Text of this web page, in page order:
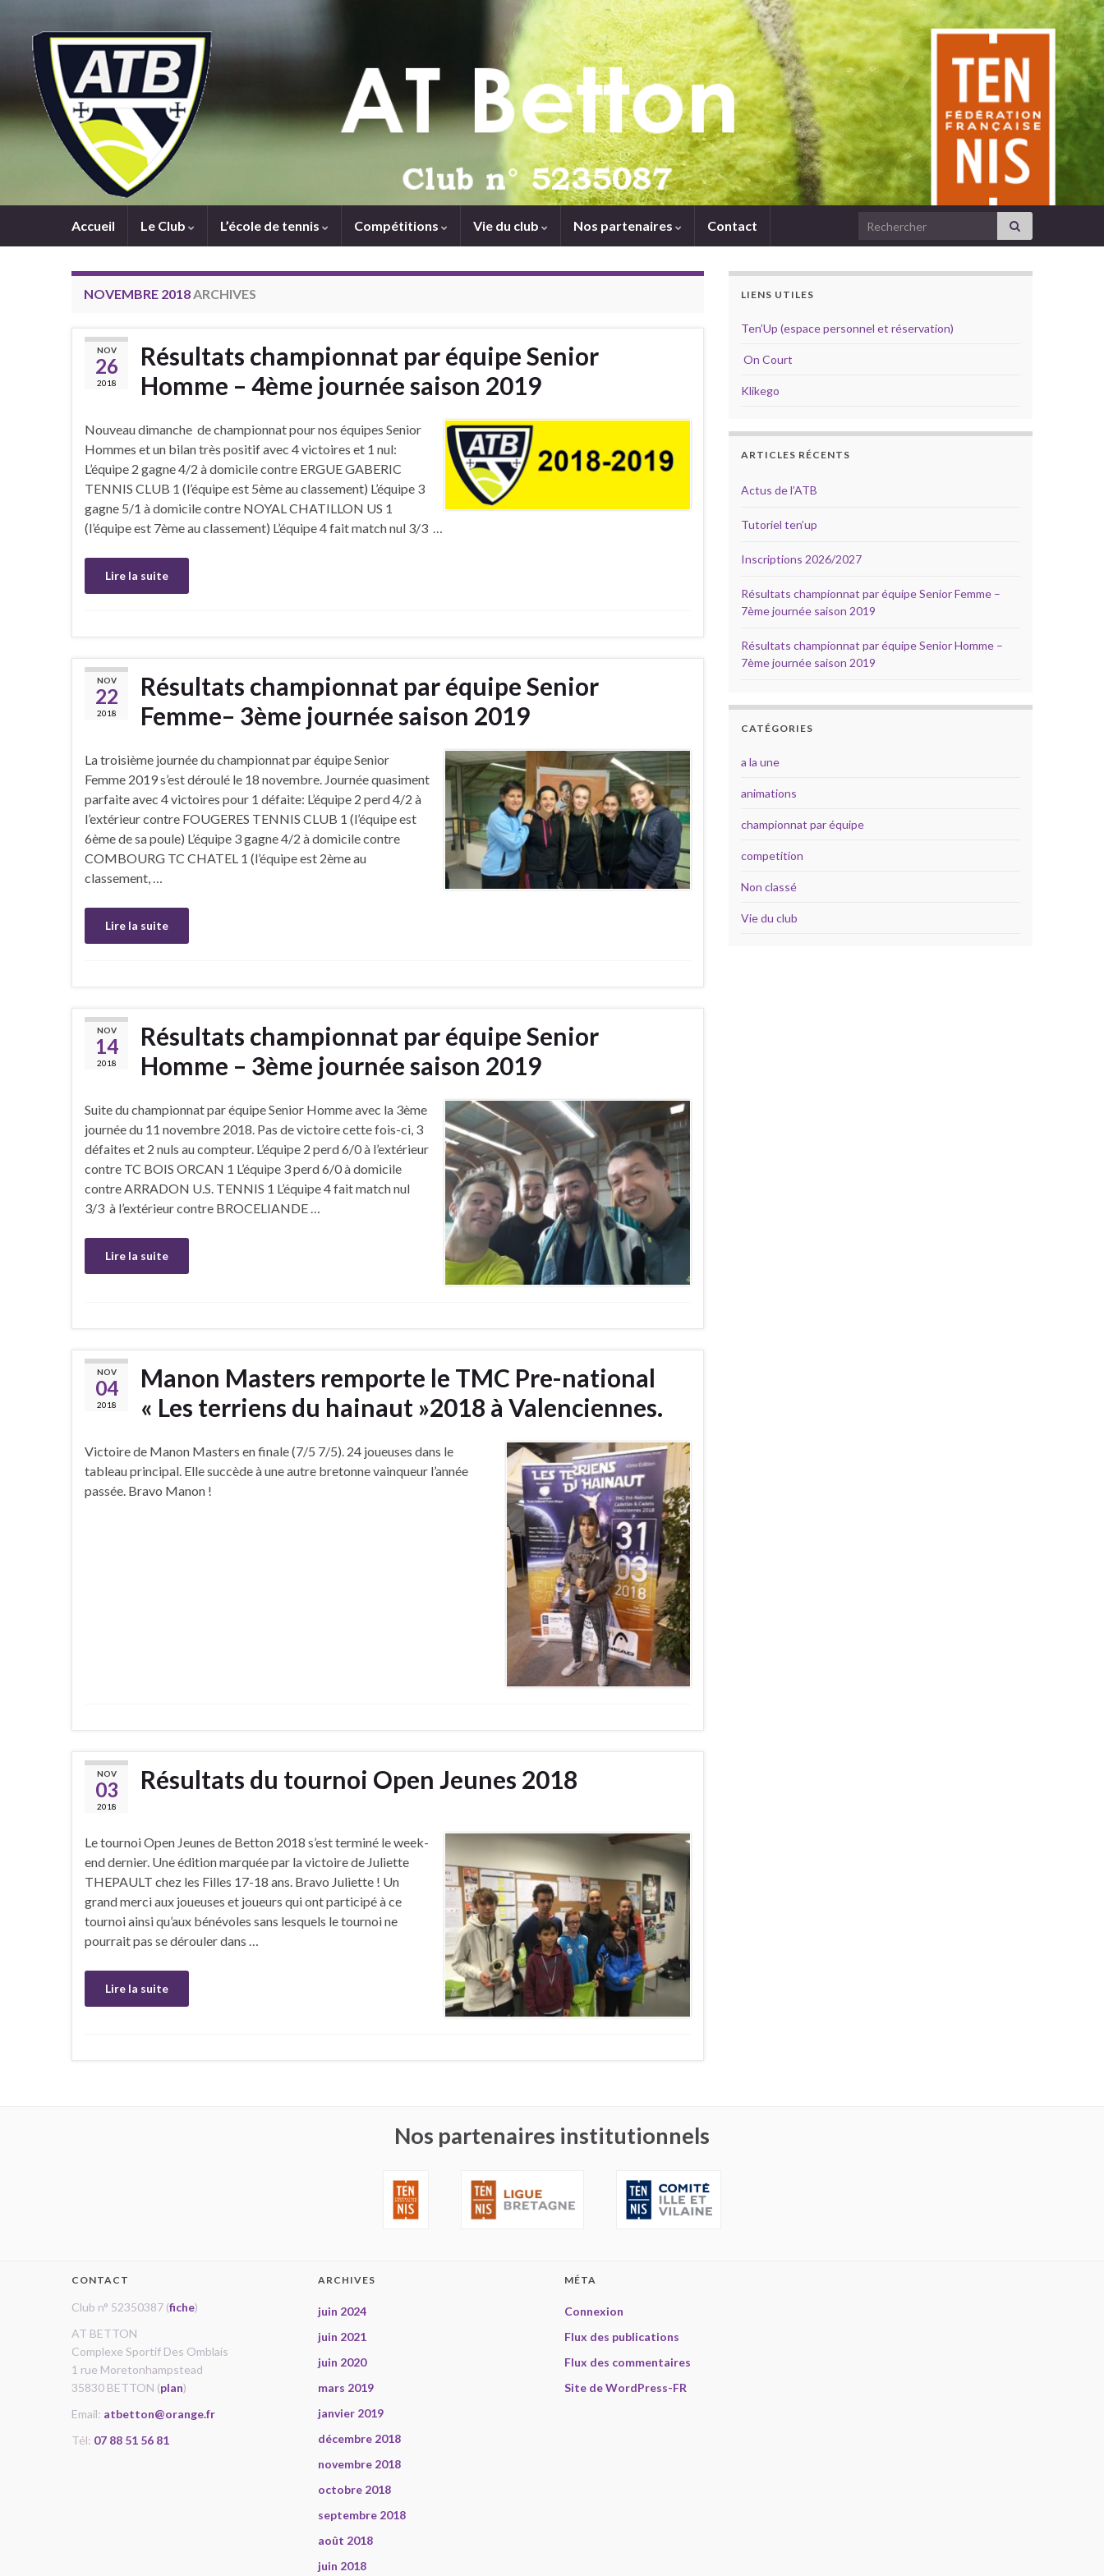
Accueil Le Club L’école de tennis Compétitions Vie du club Nos partenaires Contact Search for:
NOVEMBRE 2018ARCHIVES
NOV
26
2018
Résultats championnat par équipe Senior
Homme – 4ème journée saison 2019
Nouveau dimanche de championnat pour nos équipes Senior
Hommes et un bilan très positif avec 4 victoires et 1 nul:
L’équipe 2 gagne 4/2 à domicile contre ERGUE GABERIC
TENNIS CLUB 1 (l’équipe est 5ème au classement) L’équipe 3
gagne 5/1 à domicile contre NOYAL CHATILLON US 1
(l’équipe est 7ème au classement) L’équipe 4 fait match nul 3/3 …
Lire la suite
NOV
22
2018
Résultats championnat par équipe Senior
Femme– 3ème journée saison 2019
La troisième journée du championnat par équipe Senior
Femme 2019 s’est déroulé le 18 novembre. Journée quasiment
parfaite avec 4 victoires pour 1 défaite: L’équipe 2 perd 4/2 à
l’extérieur contre FOUGERES TENNIS CLUB 1 (l’équipe est
6ème de sa poule) L’équipe 3 gagne 4/2 à domicile contre
COMBOURG TC CHATEL 1 (l’équipe est 2ème au
classement, …
Lire la suite
NOV
14
2018
Résultats championnat par équipe Senior
Homme – 3ème journée saison 2019
Suite du championnat par équipe Senior Homme avec la 3ème
journée du 11 novembre 2018. Pas de victoire cette fois-ci, 3
défaites et 2 nuls au compteur. L’équipe 2 perd 6/0 à l’extérieur
contre TC BOIS ORCAN 1 L’équipe 3 perd 6/0 à domicile
contre ARRADON U.S. TENNIS 1 L’équipe 4 fait match nul
3/3 à l’extérieur contre BROCELIANDE …
Lire la suite
NOV
04
2018
Manon Masters remporte le TMC Pre-national
« Les terriens du hainaut »2018 à Valenciennes.
Victoire de Manon Masters en finale (7/5 7/5). 24 joueuses dans le
tableau principal. Elle succède à une autre bretonne vainqueur l’année
passée. Bravo Manon !
NOV
03
2018
Résultats du tournoi Open Jeunes 2018
Le tournoi Open Jeunes de Betton 2018 s’est terminé le week-
end dernier. Une édition marquée par la victoire de Juliette
THEPAULT chez les Filles 17-18 ans. Bravo Juliette ! Un
grand merci aux joueuses et joueurs qui ont participé à ce
tournoi ainsi qu’aux bénévoles sans lesquels le tournoi ne
pourrait pas se dérouler dans …
Lire la suite
LIENS UTILES
Ten’Up (espace personnel et réservation)
On Court
Klikego
ARTICLES RÉCENTS
Actus de l’ATB
Tutoriel ten’up
Inscriptions 2026/2027
Résultats championnat par équipe Senior Femme –
7ème journée saison 2019
Résultats championnat par équipe Senior Homme –
7ème journée saison 2019
CATÉGORIES
a la une
animations
championnat par équipe
competition
Non classé
Vie du club
Nos partenaires institutionnels
CONTACT
Club n° 52350387 (fiche)
AT BETTON
Complexe Sportif Des Omblais
1 rue Moretonhampstead
35830 BETTON (plan)
Email: atbetton@orange.fr
Tél: 07 88 51 56 81
ARCHIVES
juin 2024
juin 2021
juin 2020
mars 2019
janvier 2019
décembre 2018
novembre 2018
octobre 2018
septembre 2018
août 2018
juin 2018
MÉTA
Connexion
Flux des publications
Flux des commentaires
Site de WordPress-FR